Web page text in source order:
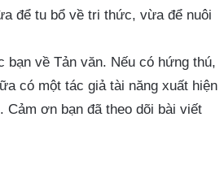
để tu bổ về tri thức, vừa để nuôi
bạn về Tản văn. Nếu có hứng thú,
có một tác giả tài năng xuất hiện
Cảm ơn bạn đã theo dõi bài viết